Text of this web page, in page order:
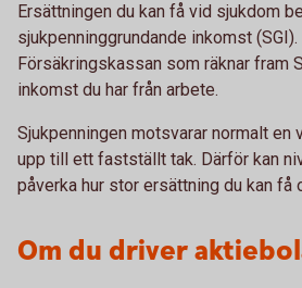
Ersättningen du kan få vid sjukdom
sjukpenninggrundande inkomst (SGI).
Försäkringskassan som räknar fram
inkomst du har från arbete.
Sjukpenningen motsvarar normalt en
upp till ett fastställt tak. Därför kan
påverka hur stor ersättning du kan få
Om du driver